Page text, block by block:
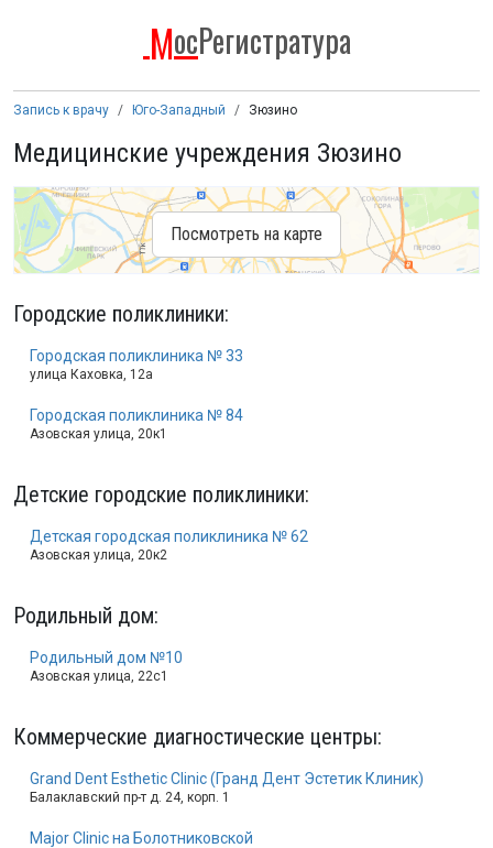
МосРегистратура
Запись к врачу Юго-Западный Зюзино
Медицинские учреждения Зюзино
Посмотреть на карте
Городские поликлиники:
Городская поликлиника № 33
улица Каховка, 12а
Городская поликлиника № 84
Азовская улица, 20к1
Детские городские поликлиники:
Детская городская поликлиника № 62
Азовская улица, 20к2
Родильный дом:
Родильный дом №10
Азовская улица, 22с1
Коммерческие диагностические центры:
Grand Dent Esthetic Clinic (Гранд Дент Эстетик Клиник)
Балаклавский пр-т д. 24, корп. 1
Major Clinic на Болотниковской